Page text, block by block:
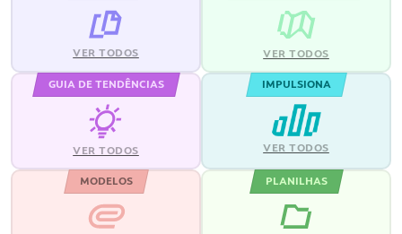
VER TODOS VER TODOS
GUIA DE TENDÊNCIAS
VER TODOS
IMPULSIONA
VER TODOS
MODELOS PLANILHAS